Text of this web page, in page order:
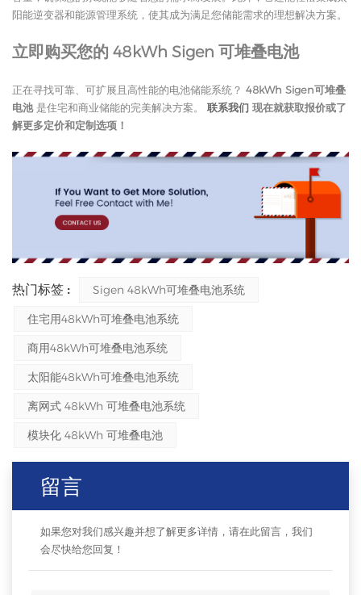
阳能逆变器和能源管理系统，使其成为满足您储能需求的理想解决方案。
立即购买您的 48kWh Sigen 可堆叠电池
正在寻找可靠、可扩展且高性能的电池储能系统？ 48kWh Sigen可堆叠
电池 是住宅和商业储能的完美解决方案。 联系我们 现在就获取报价或了
解更多定价和定制选项！
热门标签 :
Sigen 48kWh可堆叠电池系统
住宅用48kWh可堆叠电池系统
商用48kWh可堆叠电池系统
太阳能48kWh可堆叠电池系统
离网式 48kWh 可堆叠电池系统
模块化 48kWh 可堆叠电池
留言
如果您对我们感兴趣并想了解更多详情，请在此留言，我们
会尽快给您回复！